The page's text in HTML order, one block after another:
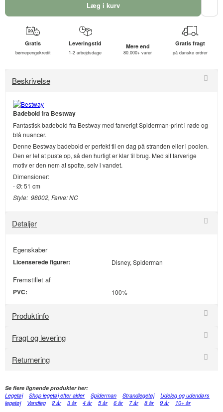
Læg i kurv
Gratis
børnepengekredit
Leveringstid
1-2 arbejdsdage
Mere end
80.000+ varer
Gratis fragt
på danske ordrer
Beskrivelse
Badebold fra Bestway
Fantastisk badebold fra Bestway med farverigt Spiderman-print i røde og
blå nuancer.
Denne Bestway badebold er perfekt til en dag på stranden eller i poolen.
Den er let at puste op, så den hurtigt er klar til brug. Med sit farverige
motiv er den nem at spotte, selv i vandet.
Dimensioner:
- Ø: 51 cm
Style: 98002, Farve: NC
Detaljer
Egenskaber
Licenserede figurer: Disney, Spiderman
Fremstillet af
PVC: 100%
Produktinfo
Fragt og levering
Returnering
Se flere lignende produkter her:
Legetøj
Shop legetøj efter alder Spiderman Strandlegetøj
Udeleg og udendørs
legetøj
Vandleg 2 år 3 år 4 år 5 år 6 år 7 år 8 år 9 år 10+ år